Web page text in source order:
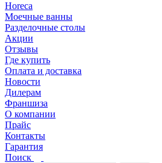
Horeca
Моечные ванны
Разделочные столы
Акции
Отзывы
Где купить
Оплата и доставка
Новости
Дилерам
Франшиза
О компании
Прайс
Контакты
Гарантия
Поиск